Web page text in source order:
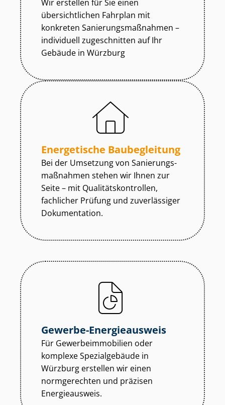
Wir erstellen für Sie einen
übersichtlichen Fahrplan mit
konkreten Sa­nie­rungs­maß­nah­men –
individuell zugeschnitten auf Ihr
Gebäude in Würzburg
Energetische Baubegleitung
Bei der Umsetzung von Sa­nie­rungs­
maß­nah­men stehen wir Ihnen zur
Seite – mit Qua­li­täts­kon­trol­len,
fachlicher Prüfung und zuverlässiger
Dokumentation.
Gewerbe-Energieausweis
Für Ge­wer­be­im­mo­bi­li­en oder
komplexe Spezialgebäude in
Würzburg erstellen wir einen
normgerechten und präzisen
Energieausweis.